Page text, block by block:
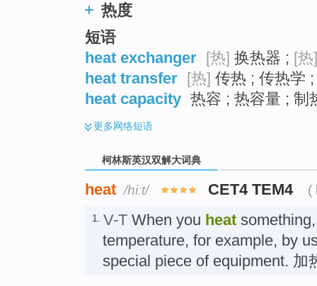
热度
短语
heat exchanger
[热] 换热器 ; [热]
heat transfer
[热] 传热 ; 传热学
heat capacity 热容 ; 热容量 ; 制
更多网络短语
柯林斯英汉双解大词典
heat /hiːt/ CET4 TEM4 (
1. V-T When you heat
temperature, for example, by
special piece of equipment. 加